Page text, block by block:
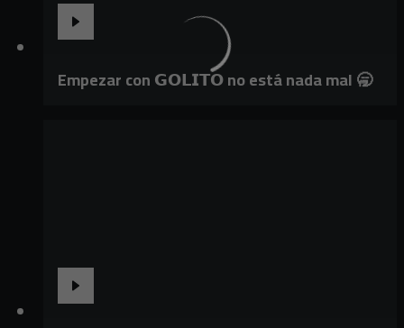
Empezar con 𝗚𝗢𝗟𝗜𝗧𝗢 no está nada mal 🥱